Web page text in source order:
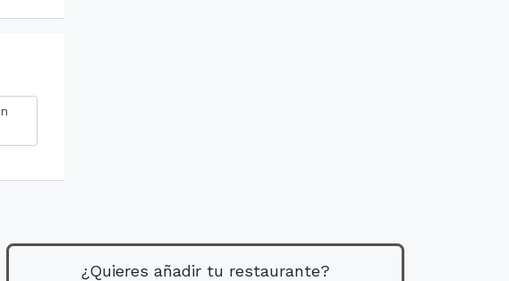
¿Quieres añadir tu restaurante?